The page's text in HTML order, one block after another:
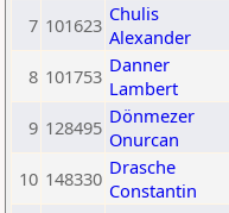
7 101623 Chulis
Alexander
8 101753 Danner
Lambert
9 128495 Dönmezer
Onurcan
10 148330 Drasche
Constantin